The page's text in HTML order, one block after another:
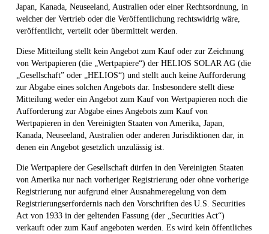
Japan, Kanada, Neuseeland, Australien oder einer Rechtsordnung, in
welcher der Vertrieb oder die Veröffentlichung rechtswidrig wäre,
veröffentlicht, verteilt oder übermittelt werden.
Diese Mitteilung stellt kein Angebot zum Kauf oder zur Zeichnung
von Wertpapieren (die „Wertpapiere“) der HELIOS SOLAR AG (die
„Gesellschaft” oder „HELIOS“) und stellt auch keine Aufforderung
zur Abgabe eines solchen Angebots dar. Insbesondere stellt diese
Mitteilung weder ein Angebot zum Kauf von Wertpapieren noch die
Aufforderung zur Abgabe eines Angebots zum Kauf von
Wertpapieren in den Vereinigten Staaten von Amerika, Japan,
Kanada, Neuseeland, Australien oder anderen Jurisdiktionen dar, in
denen ein Angebot gesetzlich unzulässig ist.
Die Wertpapiere der Gesellschaft dürfen in den Vereinigten Staaten
von Amerika nur nach vorheriger Registrierung oder ohne vorherige
Registrierung nur aufgrund einer Ausnahmeregelung von dem
Registrierungserfordernis nach den Vorschriften des U.S. Securities
Act von 1933 in der geltenden Fassung (der „Securities Act“)
verkauft oder zum Kauf angeboten werden. Es wird kein öffentliches